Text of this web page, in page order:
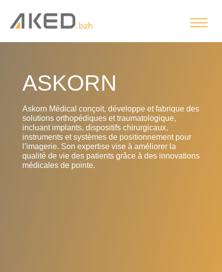
ASKORN
Askorn Médical conçoit, développe et fabrique des
solutions orthopédiques et traumatologique,
incluant implants, dispositifs chirurgicaux,
instruments et systèmes de positionnement pour
l’imagerie. Son expertise vise à améliorer la
qualité de vie des patients grâce à des innovations
médicales de pointe.